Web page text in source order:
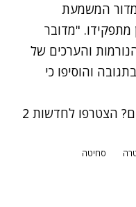
המשמעת
"מדובר
והערכים של
והוסיפו כי
רוצים לקבל עדכוני חדשות נוספים? הצטרפו לחדשות 2
סחיטה